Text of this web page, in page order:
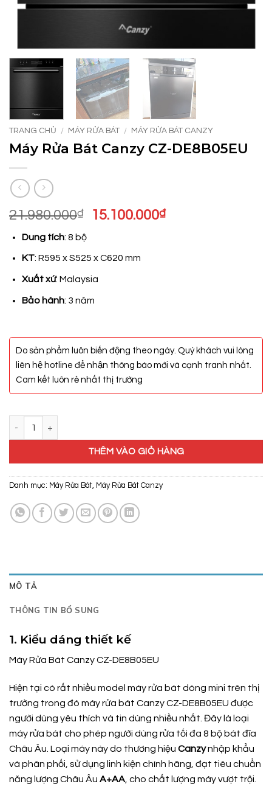
TRANG CHỦ / MÁY RỬA BÁT / MÁY RỬA BÁT CANZY
Máy Rửa Bát Canzy CZ-DE8B05EU
21.980.000₫
Giá
21.980.000₫.
15.100.000₫Giá
Dung tích: 8 bộ
KT: R595 x S525 x C620 mm
Xuất xứ: Malaysia
Bảo hành: 3 năm
Do sản phẩm luôn biến động theo ngày. Quý khách vui lòng
liên hệ hotline để nhận thông báo mới và cạnh tranh nhất.
Cam kết luôn rẻ nhất thị trường
THÊM VÀO GIỎ HÀNG
Danh mục: Máy Rửa Bát, Máy Rửa Bát Canzy
MÔ TẢ
THÔNG TIN BỔ SUNG
1. Kiểu dáng thiết kế
Máy Rửa Bát Canzy CZ-DE8B05EU
Hiện tại có rất nhiều model máy rửa bát dòng mini trên thị
trường trong đó máy rửa bát Canzy CZ-DE8B05EU được
người dùng yêu thích và tin dùng nhiều nhất. Đây là loại
máy rửa bát cho phép người dùng rửa tối đa 8 bộ bát đĩa
Châu Âu. Loại máy này do thương hiệu Canzynhập khẩu
và phân phối, sử dụng linh kiện chính hãng, đạt tiêu chuẩn
năng lượng Châu Âu A+AA , cho chất lượng máy vượt trội.